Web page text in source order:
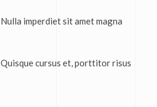
Nulla imperdiet sit amet magna
Quisque cursus et, porttitor risus